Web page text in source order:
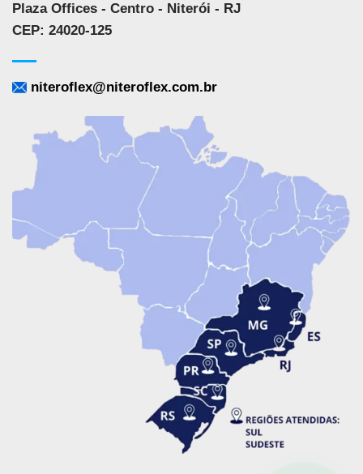
Plaza Offices - Centro - Niterói - RJ
CEP: 24020-125
niteroflex@niteroflex.com.br